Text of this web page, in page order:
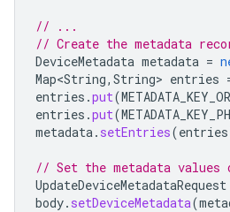
// ...
// Create the metadata
DeviceMetadata metadata =
Map<String, String> entries
entries .put(
entries .put(
metadata. setEntries(entries
// Set the metadata values
UpdateDeviceMetadataRequest
body. setDeviceMetadata(